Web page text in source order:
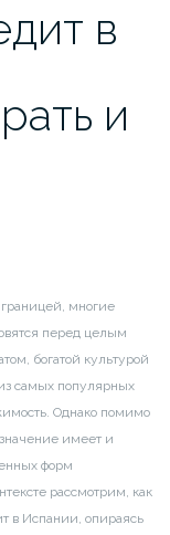
в
и
многие
перед целым
богатой культурой
самых популярных
Однако помимо
имеет и
форм
рассмотрим, как
в Испании, опираясь